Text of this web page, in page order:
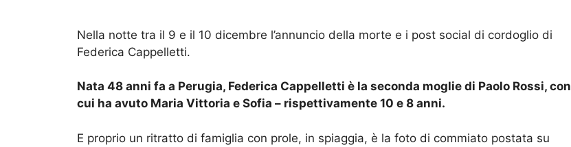
Nella notte tra il 9 e il 10 dicembre l’annuncio della morte e i post social di cordoglio di
Federica Cappelletti.
Nata 48 anni fa a Perugia, Federica Cappelletti è la seconda moglie di Paolo Rossi, con
cui ha avuto Maria Vittoria e Sofia – rispettivamente 10 e 8 anni.
E proprio un ritratto di famiglia con prole, in spiaggia, è la foto di commiato postata su